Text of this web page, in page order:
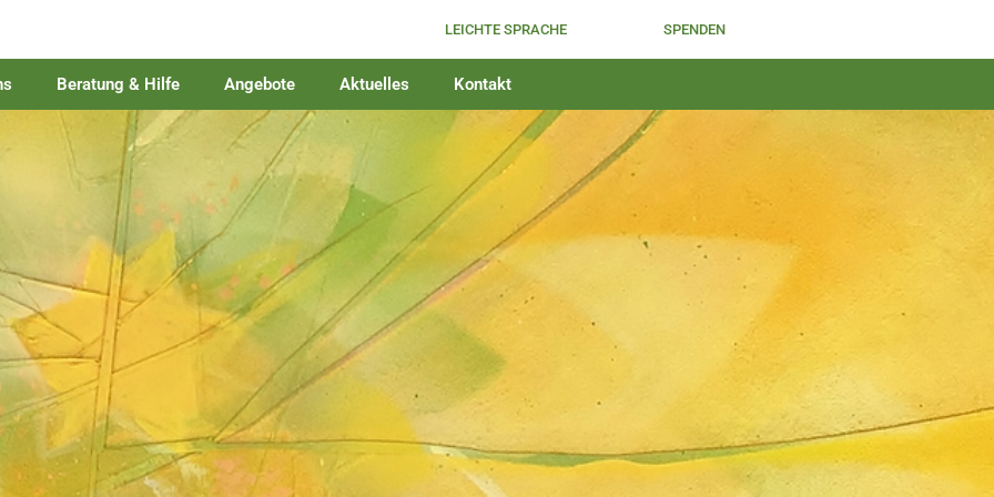
LEICHTE SPRACHE SPENDEN
Beratung & Hilfe Angebote Aktuelles Kontakt